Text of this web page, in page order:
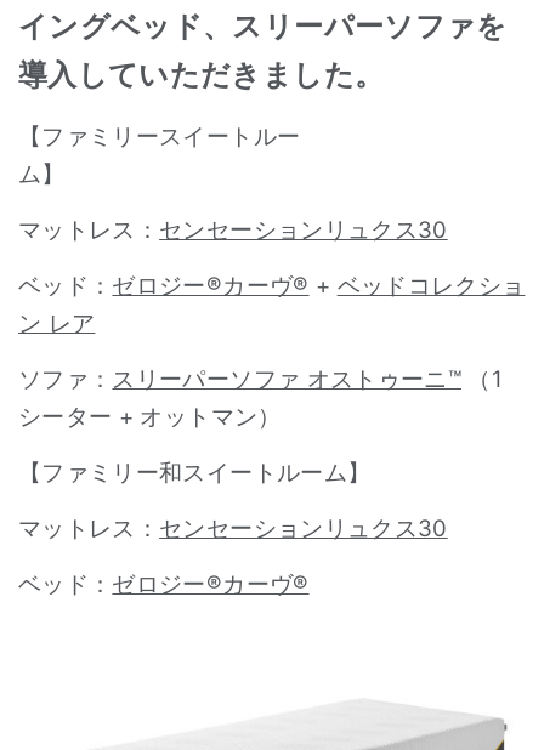
イングベッド、スリーパーソファを
導入していただきました。
【ファミリースイートルー
ム
マットレス： センセーションリュクス30
ベッド： ゼロジー®カーヴ® + ベッドコレクショ
ン レア
ソファ： スリーパーソファ オストゥーニ™ （1
シーター + オットマン）
【ファミリー和スイートルーム】
マットレス： センセーションリュクス30
ベッド： ゼロジー®カーヴ®